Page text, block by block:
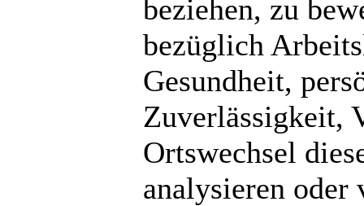
beziehen, zu
bezüglich
Gesundheit,
Zuverlässigkeit,
Ortswechsel
analysieren oder